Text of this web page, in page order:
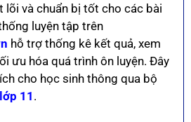
lõi và chuẩn bị tốt cho các bài
luyện tập trên
hỗ trợ thống kê kết quả, xem
ưu hóa quá trình ôn luyện. Đây
cho học sinh thông qua bộ
11 .